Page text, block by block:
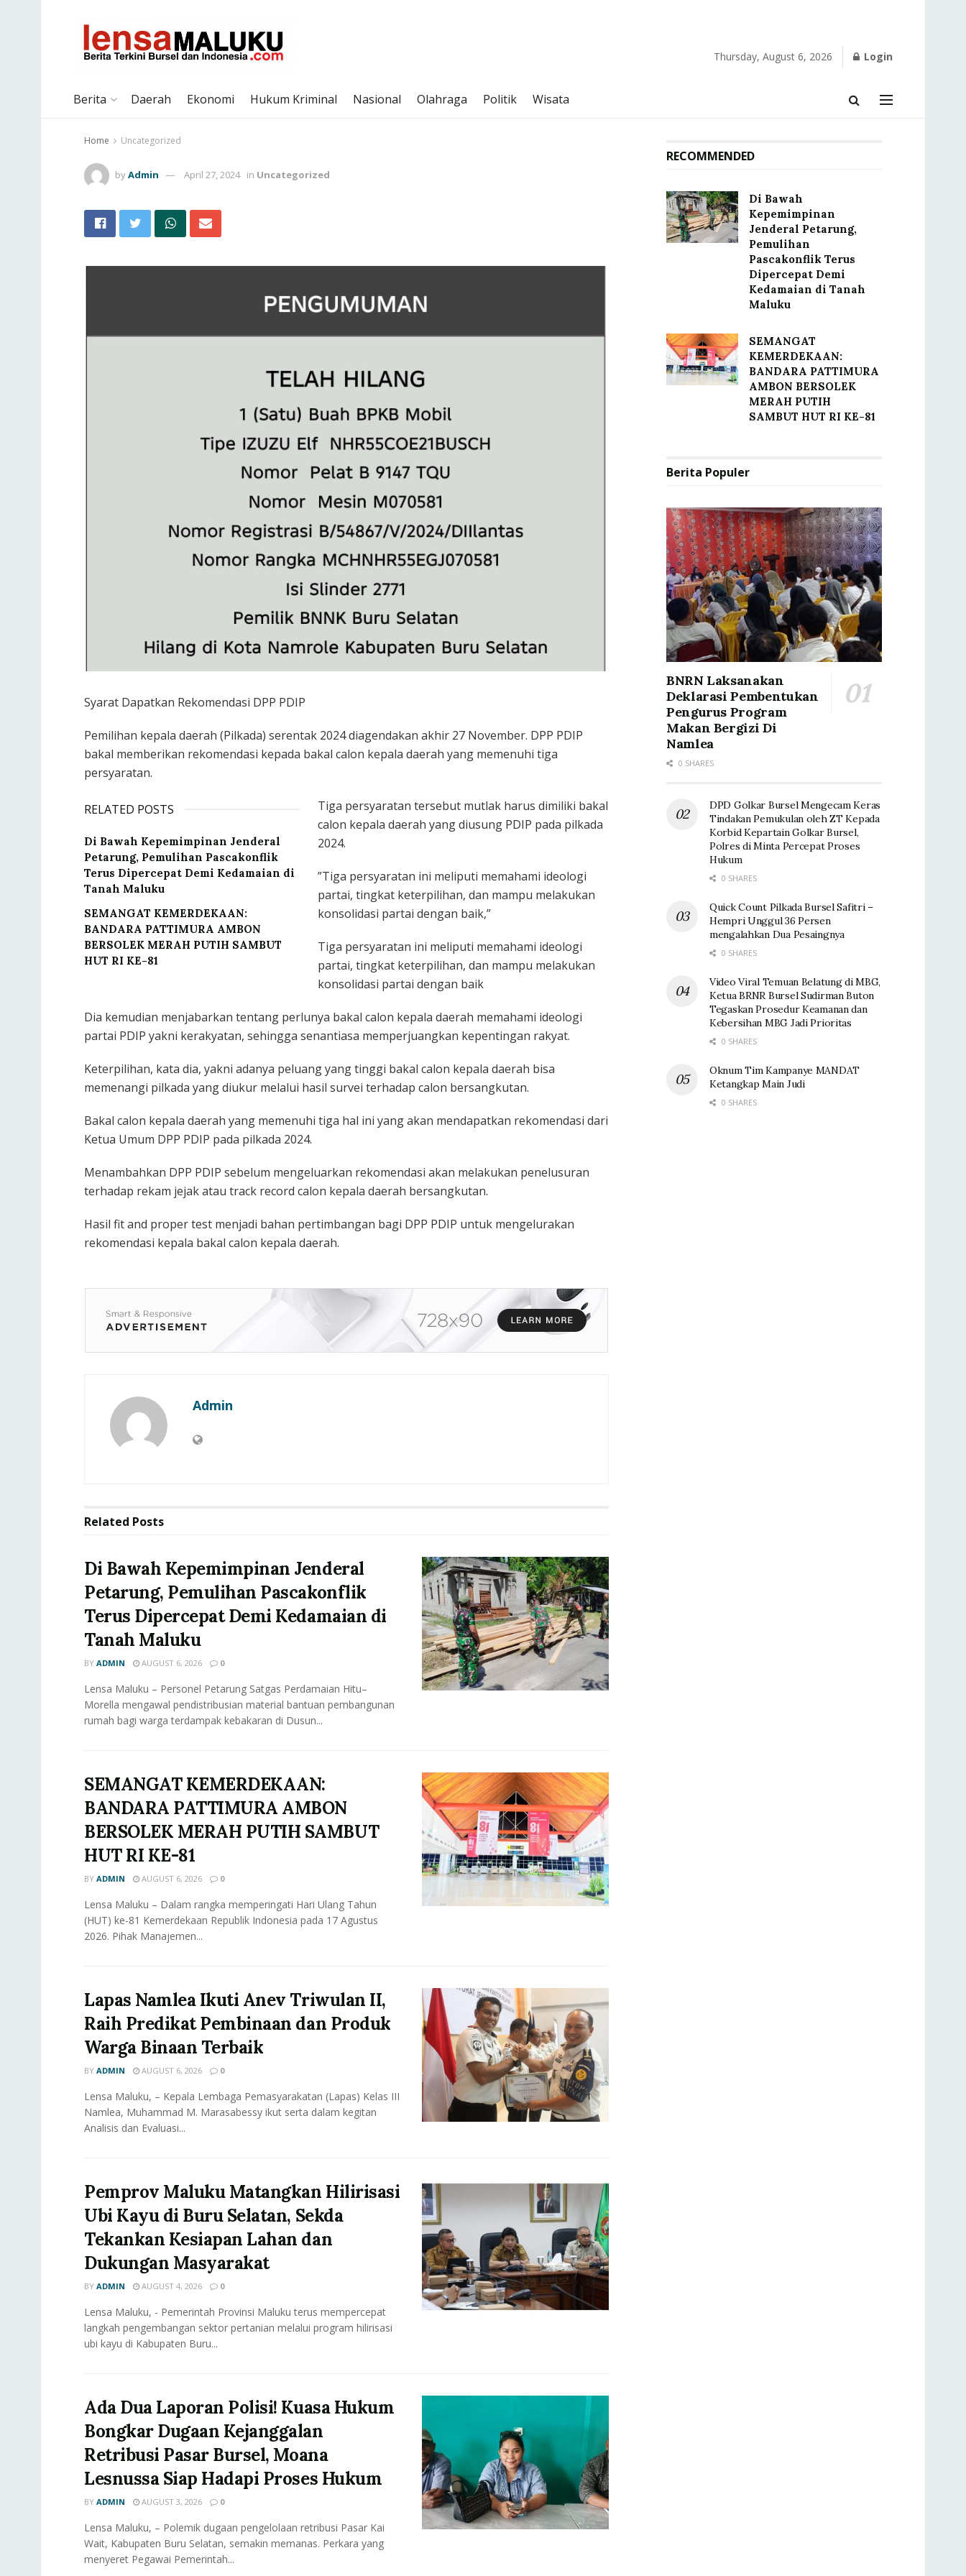
Thursday, August 6, 2026 Login
Berita Daerah Ekonomi Hukum Kriminal Nasional Olahraga Politik Wisata
Home Uncategorized
byAdmin April 27, 2024 in Uncategorized
Syarat Dapatkan Rekomendasi DPP PDIP
Pemilihan kepala daerah (Pilkada) serentak 2024 diagendakan akhir 27 November. DPP PDIP
bakal memberikan rekomendasi kepada bakal calon kepala daerah yang memenuhi tiga
persyaratan.
RELATED POSTS
Di Bawah Kepemimpinan Jenderal
Petarung, Pemulihan Pascakonflik
Terus Dipercepat Demi Kedamaian di
Tanah Maluku
SEMANGAT KEMERDEKAAN:
BANDARA PATTIMURA AMBON
BERSOLEK MERAH PUTIH SAMBUT
HUT RI KE-81
Tiga persyaratan tersebut mutlak harus dimiliki bakal
calon kepala daerah yang diusung PDIP pada pilkada
2024.
”Tiga persyaratan ini meliputi memahami ideologi
partai, tingkat keterpilihan, dan mampu melakukan
konsolidasi partai dengan baik,”
Tiga persyaratan ini meliputi memahami ideologi
partai, tingkat keterpilihan, dan mampu melakukan
konsolidasi partai dengan baik
Dia kemudian menjabarkan tentang perlunya bakal calon kepala daerah memahami ideologi
partai PDIP yakni kerakyatan, sehingga senantiasa memperjuangkan kepentingan rakyat.
Keterpilihan, kata dia, yakni adanya peluang yang tinggi bakal calon kepala daerah bisa
memenangi pilkada yang diukur melalui hasil survei terhadap calon bersangkutan.
Bakal calon kepala daerah yang memenuhi tiga hal ini yang akan mendapatkan rekomendasi dari
Ketua Umum DPP PDIP pada pilkada 2024.
Menambahkan DPP PDIP sebelum mengeluarkan rekomendasi akan melakukan penelusuran
terhadap rekam jejak atau track record calon kepala daerah bersangkutan.
Hasil fit and proper test menjadi bahan pertimbangan bagi DPP PDIP untuk mengelurakan
rekomendasi kepala bakal calon kepala daerah.
Admin
Related Posts
Di Bawah Kepemimpinan Jenderal
Petarung, Pemulihan Pascakonflik
Terus Dipercepat Demi Kedamaian di
Tanah Maluku
BY ADMIN AUGUST 6, 2026 0
Lensa Maluku – Personel Petarung Satgas Perdamaian Hitu–
Morella mengawal pendistribusian material bantuan pembangunan
rumah bagi warga terdampak kebakaran di Dusun...
SEMANGAT KEMERDEKAAN:
BANDARA PATTIMURA AMBON
BERSOLEK MERAH PUTIH SAMBUT
HUT RI KE-81
BY ADMIN AUGUST 6, 2026 0
Lensa Maluku – Dalam rangka memperingati Hari Ulang Tahun
(HUT) ke-81 Kemerdekaan Republik Indonesia pada 17 Agustus
2026. Pihak Manajemen...
Lapas Namlea Ikuti Anev Triwulan II,
Raih Predikat Pembinaan dan Produk
Warga Binaan Terbaik
BY ADMIN AUGUST 6, 2026 0
Lensa Maluku, – Kepala Lembaga Pemasyarakatan (Lapas) Kelas III
Namlea, Muhammad M. Marasabessy ikut serta dalam kegitan
Analisis dan Evaluasi...
‎Pemprov Maluku Matangkan Hilirisasi
Ubi Kayu di Buru Selatan, Sekda
Tekankan Kesiapan Lahan dan
Dukungan Masyarakat
BY ADMIN AUGUST 4, 2026 0
Lensa Maluku, - ‎Pemerintah Provinsi Maluku terus mempercepat
langkah pengembangan sektor pertanian melalui program hilirisasi
ubi kayu di Kabupaten Buru...
Ada Dua Laporan Polisi! Kuasa Hukum
Bongkar Dugaan Kejanggalan
Retribusi Pasar Bursel, Moana
Lesnussa Siap Hadapi Proses Hukum
BY ADMIN AUGUST 3, 2026 0
Lensa Maluku, – Polemik dugaan pengelolaan retribusi Pasar Kai
Wait, Kabupaten Buru Selatan, semakin memanas. Perkara yang
menyeret Pegawai Pemerintah...
RECOMMENDED
Di Bawah
Kepemimpinan
Jenderal Petarung,
Pemulihan
Pascakonflik Terus
Dipercepat Demi
Kedamaian di Tanah
Maluku
SEMANGAT
KEMERDEKAAN:
BANDARA PATTIMURA
AMBON BERSOLEK
MERAH PUTIH
SAMBUT HUT RI KE-81
Berita Populer
BNRN Laksanakan
Deklarasi Pembentukan
Pengurus Program
Makan Bergizi Di
Namlea
0 SHARES
DPD Golkar Bursel Mengecam Keras
Tindakan Pemukulan oleh ZT Kepada
Korbid Kepartain Golkar Bursel,
Polres di Minta Percepat Proses
Hukum
0 SHARES
Quick Count Pilkada Bursel Safitri –
Hempri Unggul 36 Persen
mengalahkan Dua Pesaingnya
0 SHARES
Video Viral Temuan Belatung di MBG,
Ketua BRNR Bursel Sudirman Buton
Tegaskan Prosedur Keamanan dan
Kebersihan MBG Jadi Prioritas
0 SHARES
Oknum Tim Kampanye MANDAT
Ketangkap Main Judi
0 SHARES